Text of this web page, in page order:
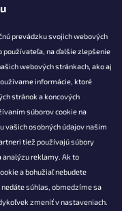
prevádzku svojich webových
používateľa, na ďalšie zlepšenie
webových stránkach, ako aj
informácie, ktoré
stránok a koncových
súborov cookie na
vašich osobných údajov našim
tiež používajú súbory
analýzu reklamy. Ak to
a bohužiaľ nebudete
súhlas, obmedzíme sa
zmeniť v nastaveniach.